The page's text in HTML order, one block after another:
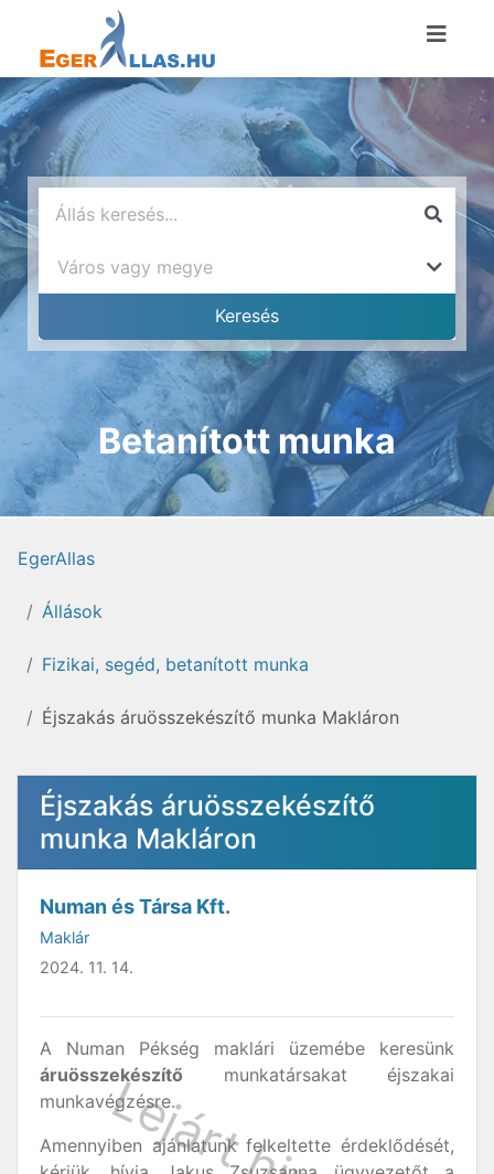
Betanított munka
EgerAllas
Állások
Fizikai, segéd, betanított munka
Éjszakás áruösszekészítő munka Makláron
Éjszakás áruösszekészítő
munka Makláron
Numan és Társa Kft.
Maklár
2024. 11. 14.
A Numan Pékség maklári üzemébe keresünk
áruösszekészítő munkatársakat éjszakai
munkavégzésre.
Amennyiben ajánlatunk felkeltette érdeklődését,